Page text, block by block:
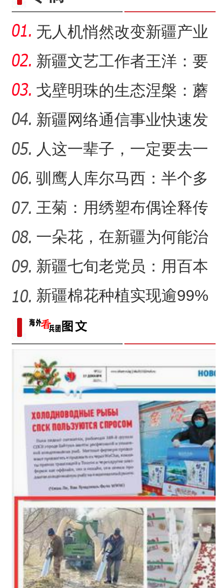
“中国甜瓜之乡”103团第十
新疆阿拉尔市：天山牧场迎
“中国新疆民族乐器村”迎来
无人机悄然改变新疆产业
生产方式
新疆文艺工作者王洋：要
把美好的家乡唱给更多人
听
戈壁明珠的生态涅槃：蘑
菇湖水库的生态戍边战
新疆网络通信事业快速发
展 拉近世界与新疆距离
人这一辈子，一定要去一
趟新星市！
驯鹰人库尔马西：半个多
世纪的传统文化守望
王菊：用绣塑布偶诠释传
统符号与技艺
一朵花，在新疆为何能治
沙又致富？
新疆七旬老党员：用百本
日记记录村子半个多世纪
变
新疆棉花种植实现逾99%
机械化播种